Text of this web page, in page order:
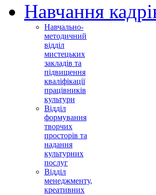
Навчання
Навчально-
методичний
відділ
мистецьких
закладів та
підвищення
кваліфікації
працівників
культури
Відділ
формування
творчих
просторів та
надання
культурних
послуг
Відділ
менеджменту,
креативних